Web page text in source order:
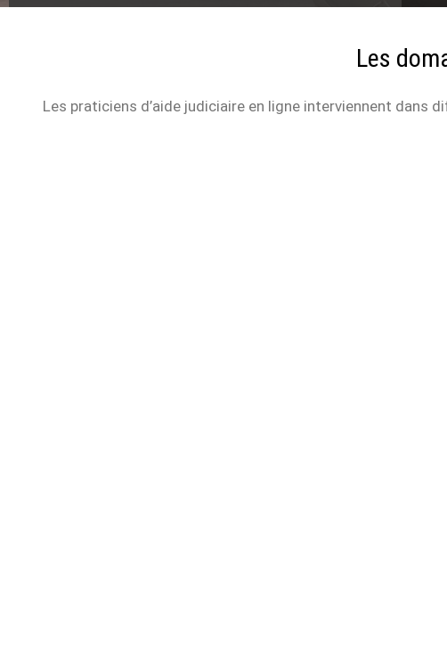
Les
Les praticiens d’aide judiciaire en ligne interviennent